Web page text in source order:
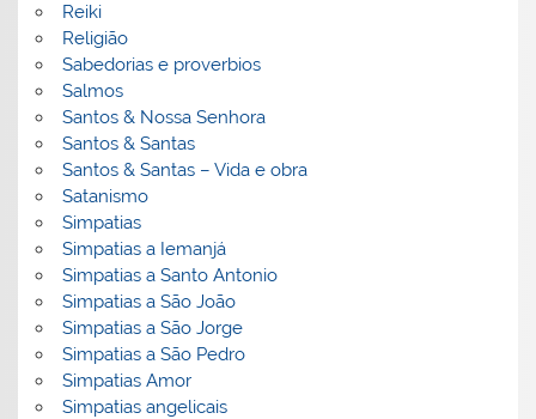
Reiki
Religião
Sabedorias e proverbios
Salmos
Santos & Nossa Senhora
Santos & Santas
Santos & Santas – Vida e obra
Satanismo
Simpatias
Simpatias a Iemanjá
Simpatias a Santo Antonio
Simpatias a São João
Simpatias a São Jorge
Simpatias a São Pedro
Simpatias Amor
Simpatias angelicais